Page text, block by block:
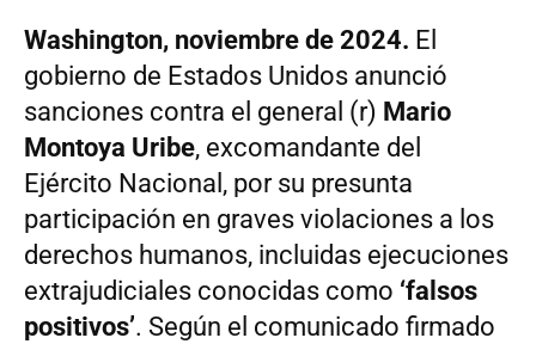
Washington, noviembre de 2024. El
gobierno de Estados Unidos anunció
sanciones contra el general (r) Mario
Montoya Uribe, excomandante del
Ejército Nacional, por su presunta
participación en graves violaciones a los
derechos humanos, incluidas ejecuciones
extrajudiciales conocidas como ‘falsos
positivos’. Según el comunicado firmado